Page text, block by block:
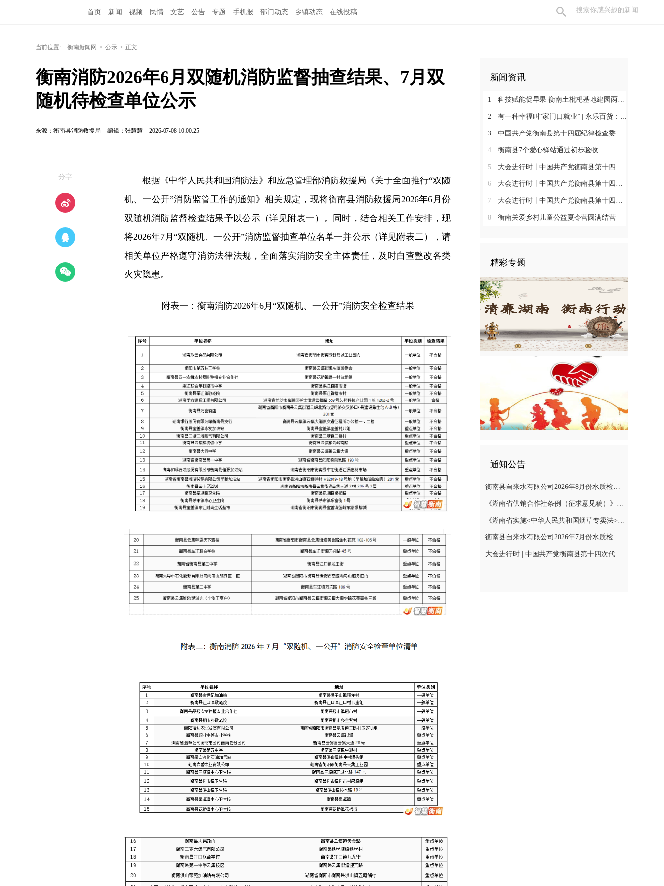
首页 新闻 视频 民情 文艺 公告 专题 手机报 部门动态 乡镇动态 在线投稿
当前位置: 衡南新闻网 > 公示 > 正文
衡南消防2026年6月双随机消防监督抽查结果、7月双
随机待检查单位公示
来源：衡南县消防救援局 编辑：张慧慧 2026-07-08 10:00:25
—分享—
根据《中华人民共和国消防法》和应急管理部消防救援局《关于全面推行“双随
机、一公开”消防监管工作的通知》相关规定，现将衡南县消防救援局2026年6月份
双随机消防监督检查结果予以公示（详见附表一）。同时，结合相关工作安排，现
将2026年7月“双随机、一公开”消防监督抽查单位名单一并公示（详见附表二），请
相关单位严格遵守消防法律法规，全面落实消防安全主体责任，及时自查整改各类
火灾隐患。
附表一：衡南消防2026年6月“双随机、一公开”消防安全检查结果
新闻资讯
1 科技赋能促早果 衡南土枇杷基地建园两年见果助振兴
2 有一种幸福叫“家门口就业” | 永乐百货：守护百姓三餐四季 搭建就业暖心平台
3 中国共产党衡南县第十四届纪律检查委员会第一次全体会议召开 肖高德当选县纪委书记
4 衡南县7个爱心驿站通过初步验收
5 大会进行时丨中国共产党衡南县第十四次代表大会第三次大会召开
6 大会进行时丨中国共产党衡南县第十四次代表大会主席团举行第六次会议
7 大会进行时丨中国共产党衡南县第十四次代表大会主席团举行第五次会议
8 衡南关爱乡村儿童公益夏令营圆满结营
精彩专题
通知公告
衡南县自来水有限公司2026年8月份水质检测报告
《湖南省供销合作社条例（征求意见稿）》公开征集意见
《湖南省实施<中华人民共和国烟草专卖法>若干规定（征求意见稿）》公开征集意见
衡南县自来水有限公司2026年7月份水质检测报告公示
大会进行时 | 中国共产党衡南县第十四次代表大会召开预备会议第二阶段会议